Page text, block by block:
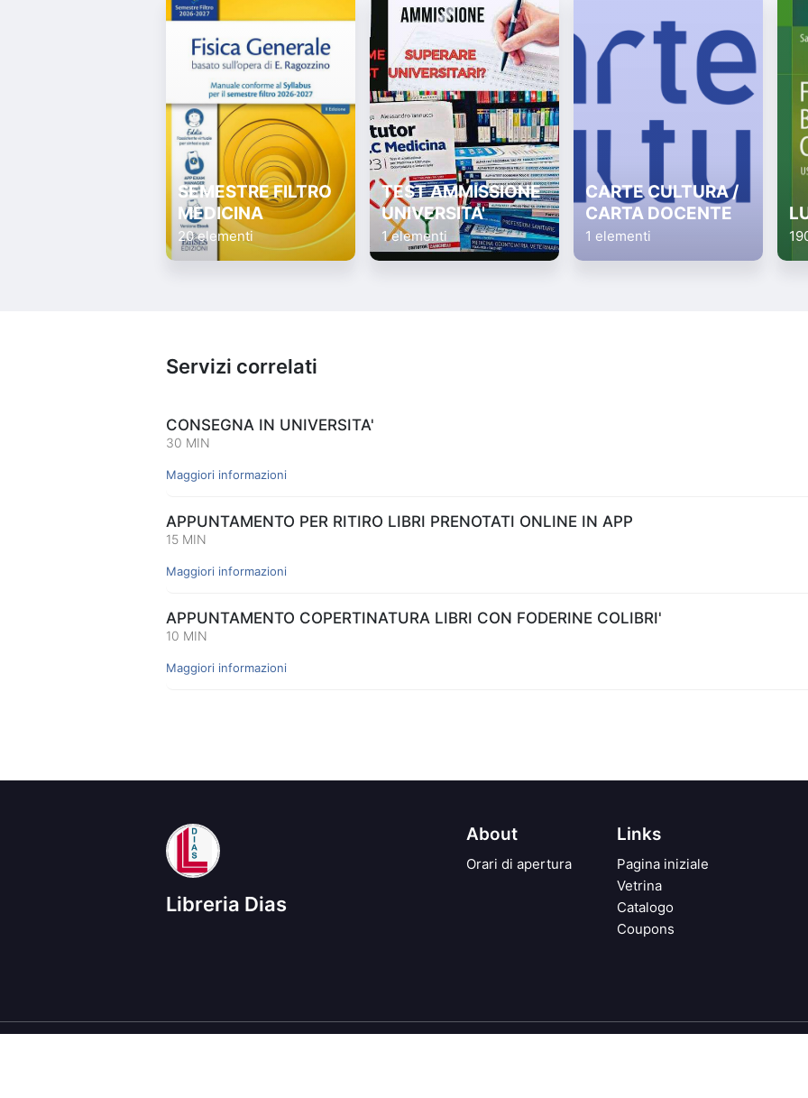
SEMESTRE FILTRO
MEDICINA
20 elementi
TEST AMMISSIONE
UNIVERSITA'
1 elementi
CARTE CULTURA /
CARTA DOCENTE
1 elementi
Servizi correlati
CONSEGNA IN UNIVERSITA'
30 MIN
Maggiori informazioni
APPUNTAMENTO PER RITIRO LIBRI PRENOTATI ONLINE IN APP
15 MIN
Maggiori informazioni
APPUNTAMENTO COPERTINATURA LIBRI CON FODERINE COLIBRI'
10 MIN
Maggiori informazioni
Libreria Dias
About
Orari di apertura
Links
Pagina iniziale
Vetrina
Catalogo
Coupons